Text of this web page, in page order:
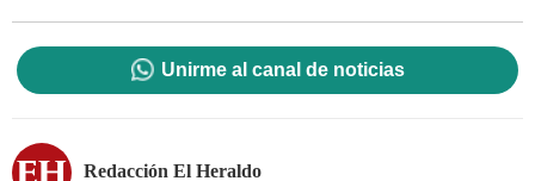
Unirme al canal de noticias
Redacción El Heraldo